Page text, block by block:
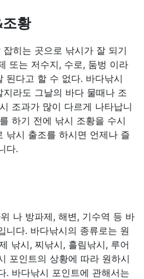
황
히는 곳으로 낚시가 잘 되기
또는 저수지, 수로, 둠벙 이라
된다고 할 수 없다. 바다낚시
라도 그날의 바다 물때나 조
조과가 많이 다르게 나타납니
하기 전에 낚시 조황을 수시
낚시 출조를 하시면 언제나 즐
다.
나 방파제, 해변, 기수역 등 바
니다. 바다낚시의 종류로는 원
낚시, 찌낚시, 흘림낚시, 루어
포인트의 상황에 따라 원하시
. 바다낚시 포인트에 관해서는